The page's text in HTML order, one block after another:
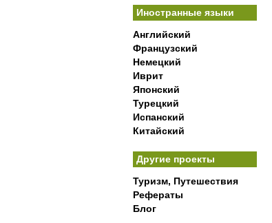
Иностранные языки
Английский
Французский
Немецкий
Иврит
Японский
Турецкий
Испанский
Китайский
Другие проекты
Туризм, Путешествия
Рефераты
Блог